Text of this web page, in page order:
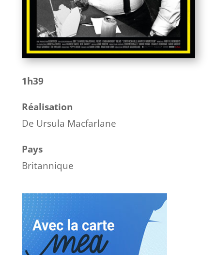
1h39
Réalisation
De Ursula Macfarlane
Pays
Britannique